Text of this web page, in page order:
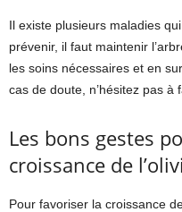
Il existe plusieurs maladies
prévenir, il faut maintenir
les soins nécessaires et en
cas de doute, n’hésitez pas à
Les bons gestes
croissance de
Pour favoriser la croissance